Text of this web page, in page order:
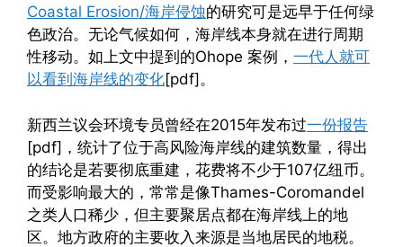
Coastal Erosion/海岸侵蚀的研究可是远早于任何绿
色政治。无论气候如何，海岸线本身就在进行周期
性移动。如上文中提到的Ohope 案例， 一代人就可
以看到海岸线的变化[pdf]。
新西兰议会环境专员曾经在2015年发布过一份报告
[pdf]，统计了位于高风险海岸线的建筑数量，得出
的结论是若要彻底重建，花费将不少于107亿纽币。
而受影响最大的，常常是像Thames-Coromandel
之类人口稀少，但主要聚居点都在海岸线上的地
区。地方政府的主要收入来源是当地居民的地税。